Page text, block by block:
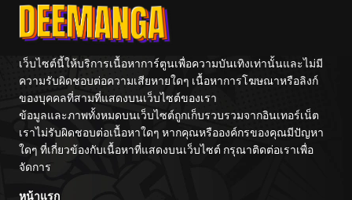
เว็บไซต์นี้ให้บริการเนื้อหาการ์ตูนเพื่อความบันเทิงเท่านั้นและไม่มี
ความรับผิดชอบต่อความเสียหายใดๆ เนื้อหาการโฆษณาหรือลิงก์
ของบุคคลที่สามที่แสดงบนเว็บไซต์ของเรา
ข้อมูลและภาพทั้งหมดบนเว็บไซต์ถูกเก็บรวบรวมจากอินเทอร์เน็ต
เราไม่รับผิดชอบต่อเนื้อหาใดๆ หากคุณหรือองค์กรของคุณมีปัญหา
ใดๆ ที่เกี่ยวข้องกับเนื้อหาที่แสดงบนเว็บไซต์ กรุณาติดต่อเราเพื่อ
จัดการ
หน้าแรก